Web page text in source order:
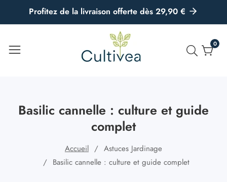
Profitez de la livraison offerte dès 29,90 €
00
Basilic cannelle : culture et guide
complet
Accueil
Astuces Jardinage
Basilic cannelle : culture et guide complet